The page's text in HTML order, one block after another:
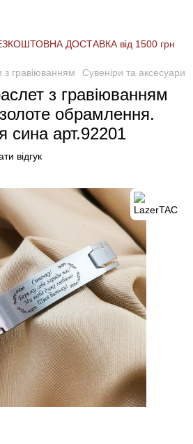
ДОСТАВКА від 1500 грн
з гравіюванням Сувеніри та аксесуари
з гравіюванням
обрамлення.
сина арт.92201
відгук